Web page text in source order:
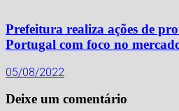
Prefeitura realiza ações de
Portugal com foco no
05/08/2022
Deixe um comentário